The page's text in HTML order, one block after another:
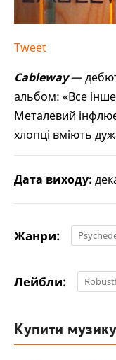
Tweet
Cableway—
альбом: «Все
Металевий
хлопці вміють
Дата виходу:
Жанри:
Лейбли:
Купити